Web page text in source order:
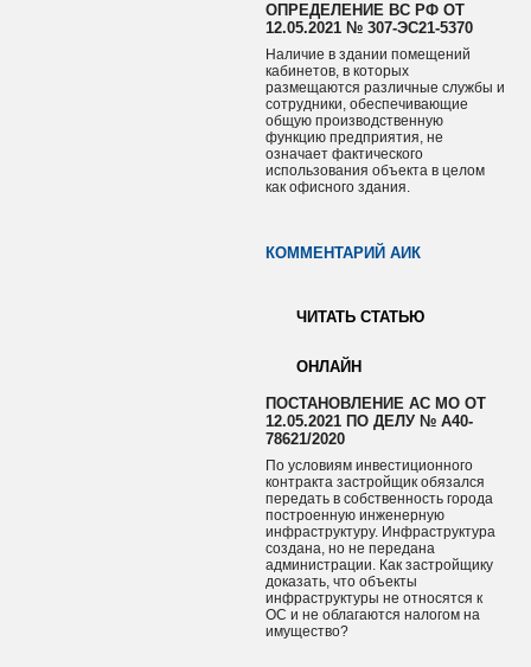
ОПРЕДЕЛЕНИЕ ВС РФ ОТ
12.05.2021 № 307-ЭС21-5370
Наличие в здании помещений
кабинетов, в которых
размещаются различные службы и
сотрудники, обеспечивающие
общую производственную
функцию предприятия, не
означает фактического
использования объекта в целом
как офисного здания.
КОММЕНТАРИЙ АИК
ЧИТАТЬ СТАТЬЮ
ОНЛАЙН
ПОСТАНОВЛЕНИЕ АС МО ОТ
12.05.2021 ПО ДЕЛУ № А40-
78621/2020
По условиям инвестиционного
контракта застройщик обязался
передать в собственность города
построенную инженерную
инфраструктуру. Инфраструктура
создана, но не передана
администрации. Как застройщику
доказать, что объекты
инфраструктуры не относятся к
ОС и не облагаются налогом на
имущество?